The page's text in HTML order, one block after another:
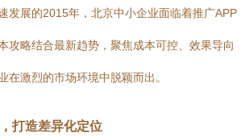
发展的2015年，北京中小企业面临着推广APP
攻略结合最新趋势，聚焦成本可控、效果导向
在激烈的市场环境中脱颖而出。
打造差异化定位